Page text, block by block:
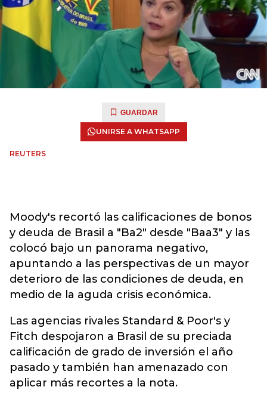
GUARDAR
UNIRSE A WHATSAPP
REUTERS
Moody's recortó las calificaciones de bonos
y deuda de Brasil a "Ba2" desde "Baa3" y las
colocó bajo un panorama negativo,
apuntando a las perspectivas de un mayor
deterioro de las condiciones de deuda, en
medio de la aguda crisis económica.
Las agencias rivales Standard & Poor's y
Fitch despojaron a Brasil de su preciada
calificación de grado de inversión el año
pasado y también han amenazado con
aplicar más recortes a la nota.